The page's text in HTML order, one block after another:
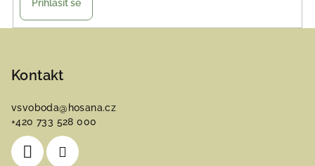
Přihlásit se
Kontakt
vsvoboda@ hosana.cz
+420 733 528 000